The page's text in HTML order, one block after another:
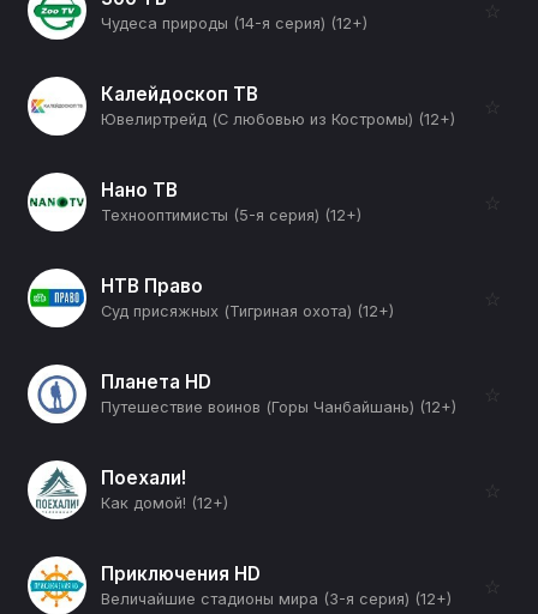
Чудеса природы (14-я серия) (12+)
☆
Калейдоскоп ТВ
Ювелиртрейд (С любовью из Костромы) (12+)
☆
Нано ТВ
Технооптимисты (5-я серия) (12+)
☆
НТВ Право
Суд присяжных (Тигриная охота) (12+)
☆
Планета HD
Путешествие воинов (Горы Чанбайшань) (12+)
☆
Поехали!
Как домой! (12+)
☆
Приключения HD
Величайшие стадионы мира (3-я серия) (12+)
☆